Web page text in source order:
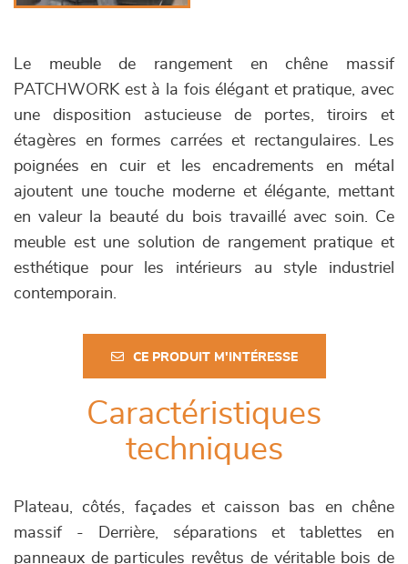
Le meuble de rangement en chêne massif
PATCHWORK est à la fois élégant et pratique, avec
une disposition astucieuse de portes, tiroirs et
étagères en formes carrées et rectangulaires. Les
poignées en cuir et les encadrements en métal
ajoutent une touche moderne et élégante, mettant
en valeur la beauté du bois travaillé avec soin. Ce
meuble est une solution de rangement pratique et
esthétique pour les intérieurs au style industriel
contemporain.
CE PRODUIT M'INTÉRESSE
Caractéristiques
techniques
Plateau, côtés, façades et caisson bas en chêne
massif - Derrière, séparations et tablettes en
panneaux de particules revêtus de véritable bois de